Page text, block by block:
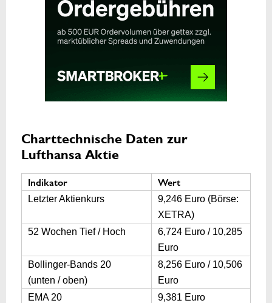
Charttechnische Daten zur
Lufthansa Aktie
Indikator Wert
Letzter Aktienkurs
9,246 Euro (Börse:
XETRA)
52 Wochen Tief / Hoch
6,724 Euro / 10,285
Euro
Bollinger-Bands 20
(unten / oben)
8,256 Euro / 10,506
Euro
EMA 20
9,381 Euro